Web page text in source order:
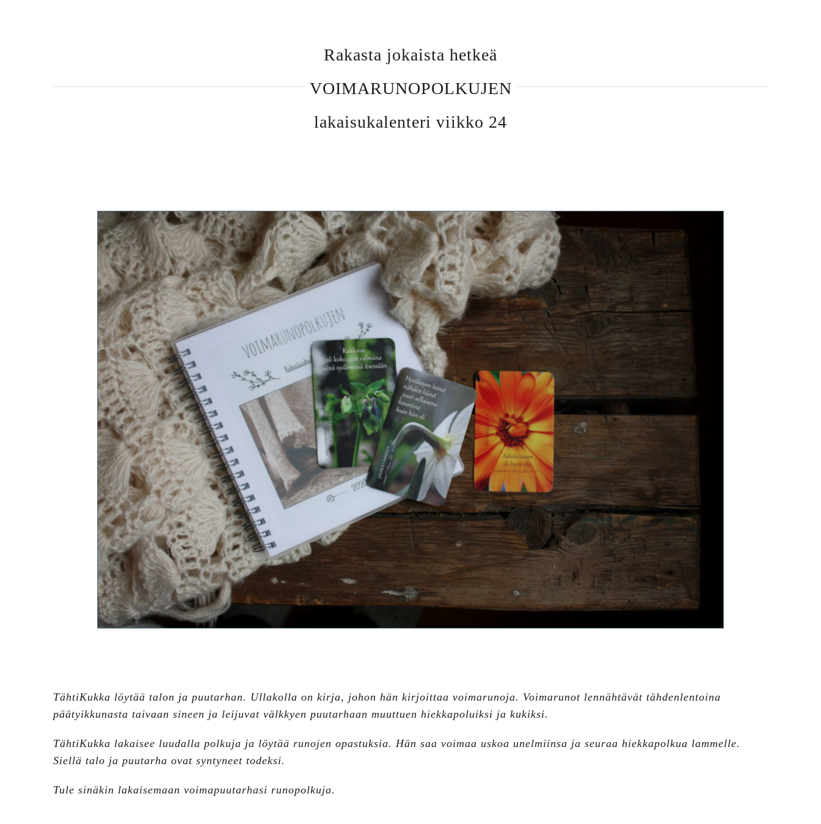
Rakasta jokaista hetkeä
VOIMARUNOPOLKUJEN
lakaisukalenteri viikko 24
TähtiKukka löytää talon ja puutarhan. Ullakolla on kirja, johon hän kirjoittaa voimarunoja. Voimarunot lennähtävät tähdenlentoina
päätyikkunasta taivaan sineen ja leijuvat välkkyen puutarhaan muuttuen hiekkapoluiksi ja kukiksi.
TähtiKukka lakaisee luudalla polkuja ja löytää runojen opastuksia. Hän saa voimaa uskoa unelmiinsa ja seuraa hiekkapolkua lammelle.
Siellä talo ja puutarha ovat syntyneet todeksi.
Tule sinäkin lakaisemaan voimapuutarhasi runopolkuja.